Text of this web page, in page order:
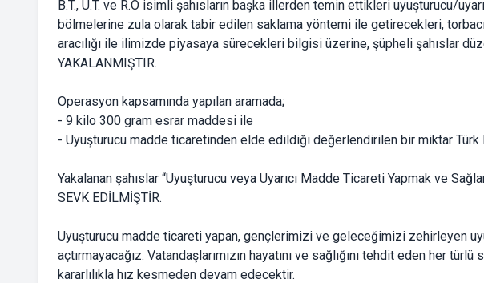
B.T., U.T. ve R.O isimli şahısların başka illerden temin ettikleri uyuşturucu/
bölmelerine zula olarak tabir edilen saklama yöntemi ile getirecekleri,
aracılığı ile ilimizde piyasaya sürecekleri bilgisi üzerine, şüpheli şahıslar
YAKALANMIŞTIR.
Operasyon kapsamında yapılan aramada;
- 9 kilo 300 gram esrar maddesi ile
- Uyuşturucu madde ticaretinden elde edildiği değerlendirilen bir miktar Türk
Yakalanan şahıslar “Uyuşturucu veya Uyarıcı Madde Ticareti Yapmak ve
SEVK EDİLMİŞTİR.
Uyuşturucu madde ticareti yapan, gençlerimizi ve geleceğimizi zehirleyen
açtırmayacağız. Vatandaşlarımızın hayatını ve sağlığını tehdit eden her
kararlılıkla hız kesmeden devam edecektir.